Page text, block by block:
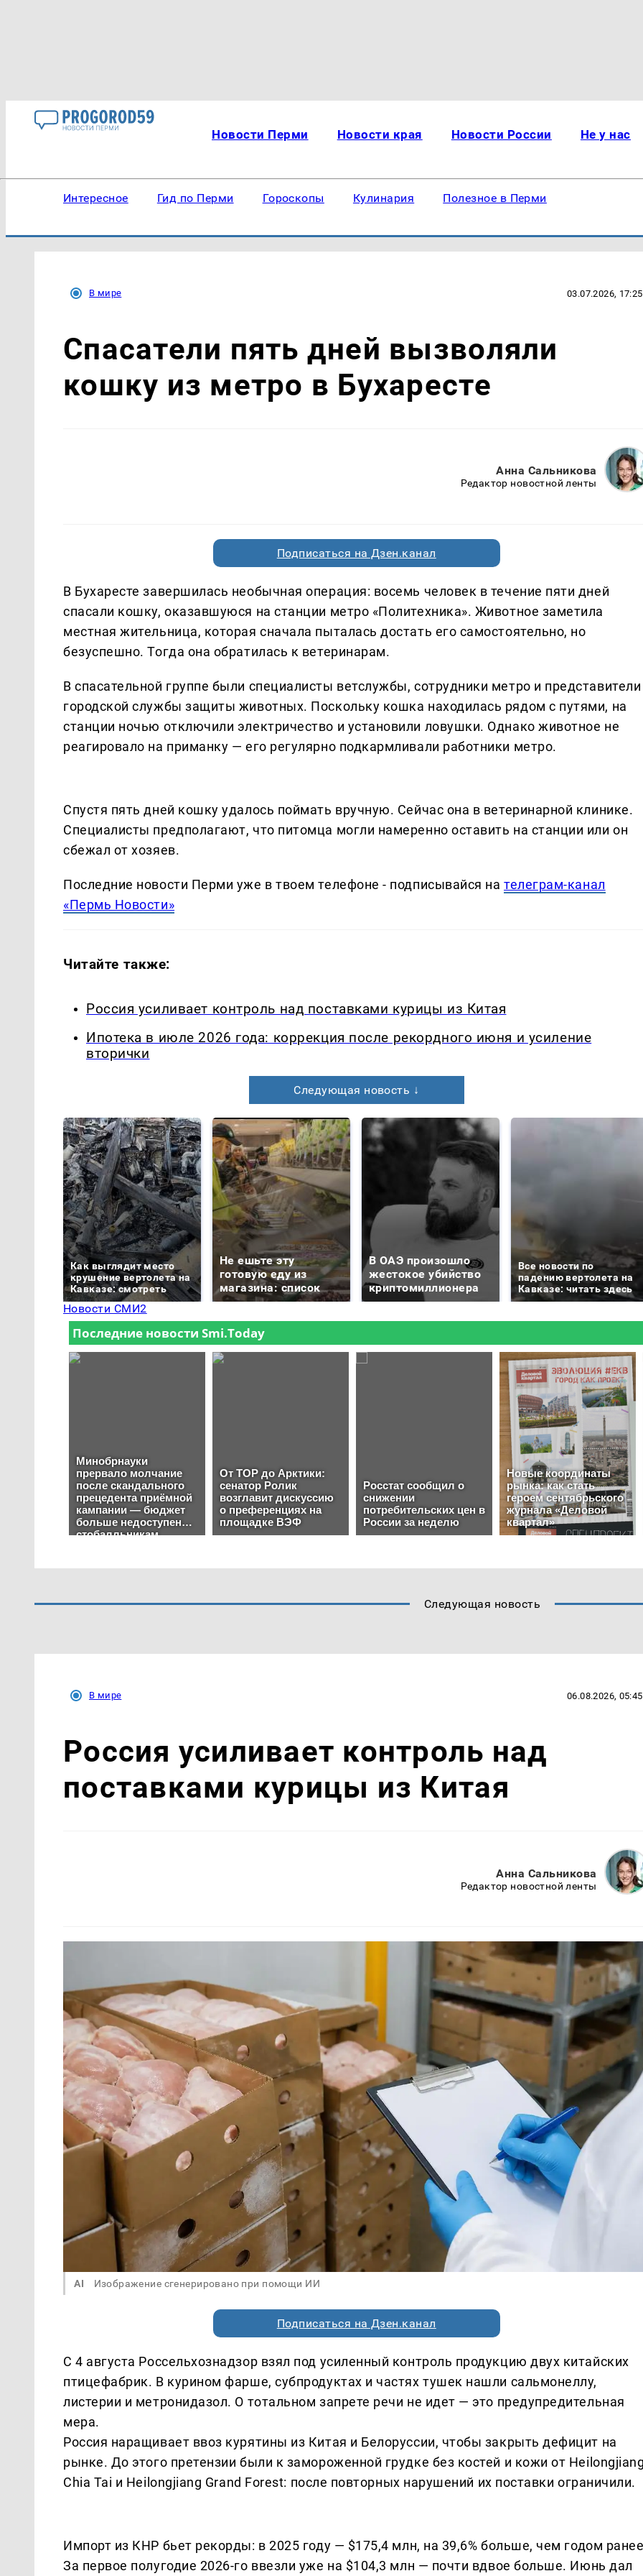
Новости Перми Новости края Новости России Не у нас
Интересное Гид по Перми Гороскопы Кулинария Полезное в Перми
В мире 03.07.2026, 17:25
Спасатели пять дней вызволяли
кошку из метро в Бухаресте
Анна Сальникова
Редактор новостной ленты
Подписаться на Дзен.канал
В Бухаресте завершилась необычная операция: восемь человек в течение пяти дней
спасали кошку, оказавшуюся на станции метро «Политехника». Животное заметила
местная жительница, которая сначала пыталась достать его самостоятельно, но
безуспешно. Тогда она обратилась к ветеринарам.
В спасательной группе были специалисты ветслужбы, сотрудники метро и представители
городской службы защиты животных. Поскольку кошка находилась рядом с путями, на
станции ночью отключили электричество и установили ловушки. Однако животное не
реагировало на приманку — его регулярно подкармливали работники метро.
Спустя пять дней кошку удалось поймать вручную. Сейчас она в ветеринарной клинике.
Специалисты предполагают, что питомца могли намеренно оставить на станции или он
сбежал от хозяев.
Последние новости Перми уже в твоем телефоне - подписывайся нателеграм-канал
«Пермь Новости»
Читайте также:
Россия усиливает контроль над поставками курицы из Китая
Ипотека в июле 2026 года: коррекция после рекордного июня и усиление
вторички
Следующая новость ↓
Как выглядит место
крушение вертолета на
Кавказе: смотреть
Не ешьте эту
готовую еду из
магазина: список
В ОАЭ произошло
жестокое убийство
криптомиллионера
Все новости по
падению вертолета на
Кавказе: читать здесь
Новости СМИ2
Следующая новость
В мире 06.08.2026, 05:45
Россия усиливает контроль над
поставками курицы из Китая
Анна Сальникова
Редактор новостной ленты
AI Изображение сгенерировано при помощи ИИ
Подписаться на Дзен.канал
С 4 августа Россельхознадзор взял под усиленный контроль продукцию двух китайских
птицефабрик. В курином фарше, субпродуктах и частях тушек нашли сальмонеллу,
листерии и метронидазол. О тотальном запрете речи не идет — это предупредительная
мера.
Россия наращивает ввоз курятины из Китая и Белоруссии, чтобы закрыть дефицит на
рынке. До этого претензии были к замороженной грудке без костей и кожи от Heilongjiang
Chia Tai и Heilongjiang Grand Forest: после повторных нарушений их поставки ограничили.
Импорт из КНР бьет рекорды: в 2025 году — $175,4 млн, на 39,6% больше, чем годом
За первое полугодие 2026-го ввезли уже на $104,3 млн — почти вдвое больше. Июнь дал